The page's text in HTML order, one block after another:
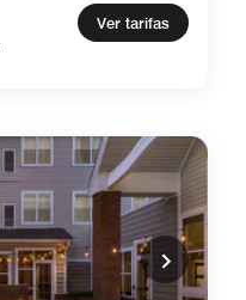
Ver tarifas